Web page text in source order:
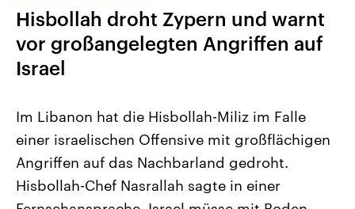
Aktuelle Beiträge, Analysen und
Hintergründe
Wirtschaftlich und militärisch
gehören die Vereinigten Staaten zu
den mächtigsten Ländern der Erde,
mit großem Einfluss auf das
Aktuelle Lage und
Der Überfall der
Terrororganisation Hamas
Oktober 2023 auf Israel
Region wieder die Gewalt
Israel möchte die Hamas
Hisbollah droht Zypern und warnt
vor großangelegten Angriffen auf
Israel
Im Libanon hat die Hisbollah-Miliz im Falle
einer israelischen Offensive mit großflächigen
Angriffen auf das Nachbarland gedroht.
Hisbollah-Chef Nasrallah sagte in einer